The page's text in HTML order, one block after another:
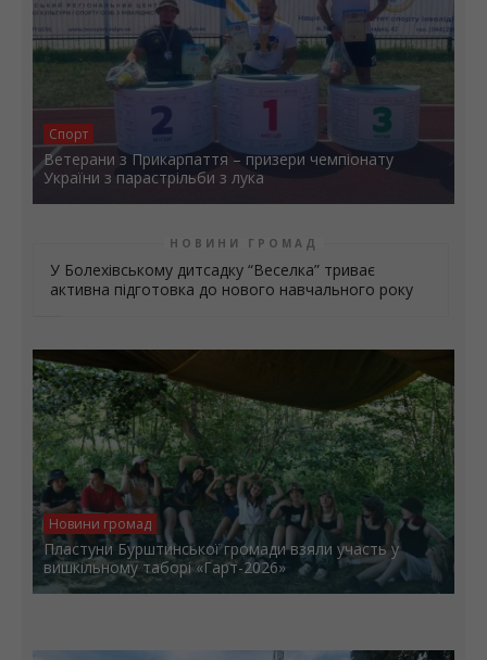
Спорт
Ветерани з Прикарпаття – призери чемпіонату
України з парастрільби з лука
НОВИНИ ГРОМАД
У Болехівському дитсадку “Веселка” триває
активна підготовка до нового навчального року
Новини громад
Пластуни Бурштинської громади взяли участь у
вишкільному таборі «Гарт-2026»